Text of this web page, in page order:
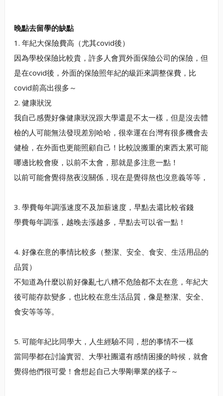
晚點去留學的缺點
1. 年紀大保險費高（尤其covid後）
因為學校保險比較貴，許多人會買外面保險公司的保險，但
是在covid後，外面的保險照年紀的級距來調整保費，比
covid前高出很多～
2. 健康狀況
我自己感覺好像健康狀況跟大學還是不太一樣，但是沒去體
檢的人可能無法發現差別哈哈，很幸運在台灣有很多機會去
健檢，在外面也更能照顧自己！比較說搬重的東西太累可能
哪邊比較會痠，以前不太會，那就是多注意一點！
以前可能會覺得熬夜沒關係，現在是覺得熬也沒意義等等，
3. 學費每年調漲速度不及加薪速度，早點去還比較省錢
學費每年調漲，越晚去漲越多，早點去可以省一點！
4. 好像在意的事情比較多（整潔、安全、食安、生活用品的
品質）
不知道為什麼以前好像亂七八糟不危險都不太在意，年紀大
後可能存款變多，也比較在意生活品質，像是整潔、安全、
食安等等等。
5. 可能年紀比同學大，人生經驗不同，想的事情不一樣
當同學都在討論實習、大學社團還有感情困擾的時候，就會
覺得他們很可愛！會想起自己大學剛畢業的樣子～